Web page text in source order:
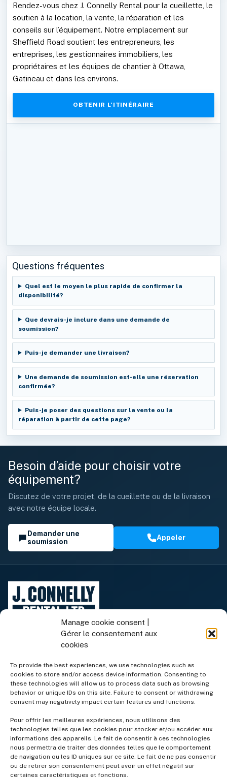
Manage cookie consent |
Gérer le consentement aux
cookies
To provide the best experiences, we use technologies such as
cookies to store and/or access device information. Consenting to
these technologies will allow us to process data such as browsing
behavior or unique IDs on this site. Failure to consent or withdrawing
consent may negatively impact certain features and functions.
Pour offrir les meilleures expériences, nous utilisons des
technologies telles que les cookies pour stocker et/ou accéder aux
informations des appareils. Le fait de consentir à ces technologies
nous permettra de traiter des données telles que le comportement
de navigation ou les ID uniques sur ce site. Le fait de ne pas consentir
ou de retirer son consentement peut avoir un effet négatif sur
certaines caractéristiques et fonctions.
Rendez-vous chez J. Connelly Rental pour la cueillette, le
soutien à la location, la vente, la réparation et les
conseils sur l’équipement. Notre emplacement sur
Sheffield Road soutient les entrepreneurs, les
entreprises, les gestionnaires immobiliers, les
propriétaires et les équipes de chantier à Ottawa,
Gatineau et dans les environs.
OBTENIR L’ITINÉRAIRE
Questions fréquentes
Quel est le moyen le plus rapide de confirmer la
disponibilité?
Que devrais-je inclure dans une demande de
soumission?
Puis-je demander une livraison?
Une demande de soumission est-elle une réservation
confirmée?
Puis-je poser des questions sur la vente ou la
réparation à partir de cette page?
Besoin d’aide pour choisir votre
équipement?
Discutez de votre projet, de la cueillette ou de la livraison
avec notre équipe locale.
Demander une
soumission
Appeler
Équipement de location
Services
Entreprise